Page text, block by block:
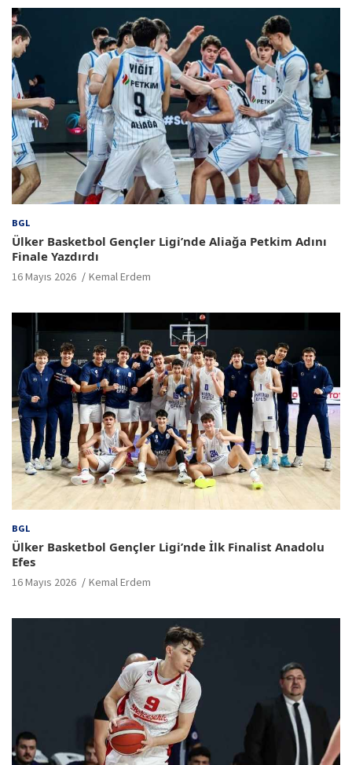
BGL
Ülker Basketbol Gençler Ligi’nde Aliağa Petkim Adını
Finale Yazdırdı
16 Mayıs 2026 Kemal Erdem
BGL
Ülker Basketbol Gençler Ligi’nde İlk Finalist Anadolu
Efes
16 Mayıs 2026 Kemal Erdem